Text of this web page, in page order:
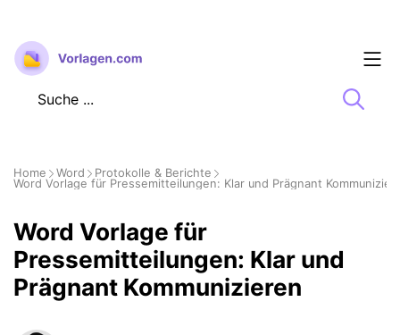
Zum
Inhalt
springen
Home Word
Protokolle & Berichte
Word Vorlage für Pressemitteilungen: Klar und Prägnant
Word Vorlage für
Pressemitteilungen: Klar und
Prägnant Kommunizieren